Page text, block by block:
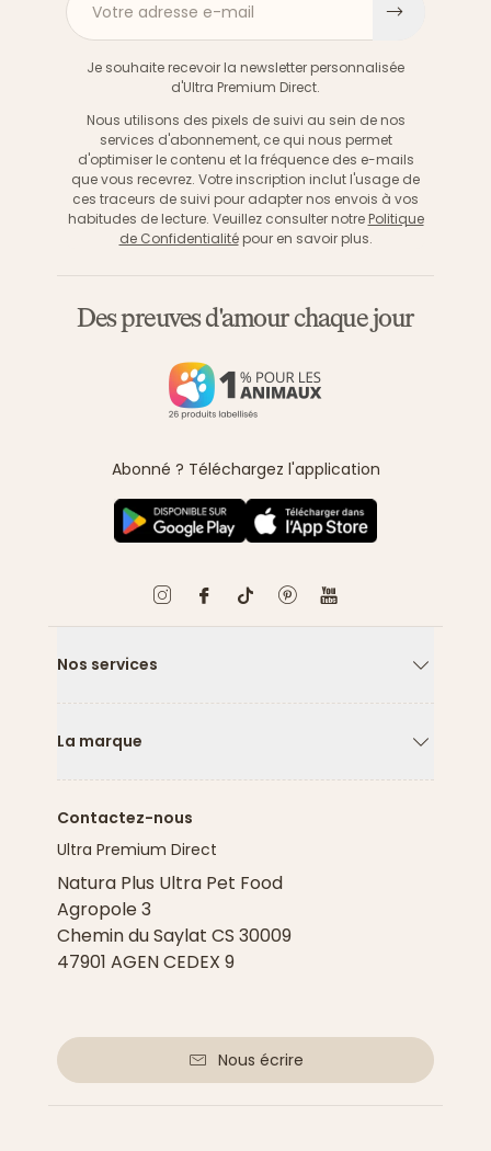
Votre adresse e-mail
Je souhaite recevoir la newsletter personnalisée
d'Ultra Premium Direct.
Nous utilisons des pixels de suivi au sein de nos
services d'abonnement, ce qui nous permet
d'optimiser le contenu et la fréquence des e-mails
que vous recevrez. Votre inscription inclut l'usage de
ces traceurs de suivi pour adapter nos envois à vos
habitudes de lecture. Veuillez consulter notre Politique
de Confidentialitépour en savoir plus.
Des preuves d'amour chaque jour
Abonné ? Téléchargez l'application
Nos services
La marque
Contactez-nous
Ultra Premium Direct
Natura Plus Ultra Pet Food
Agropole 3
Chemin du Saylat CS 30009
47901 AGEN CEDEX 9
Nous écrire